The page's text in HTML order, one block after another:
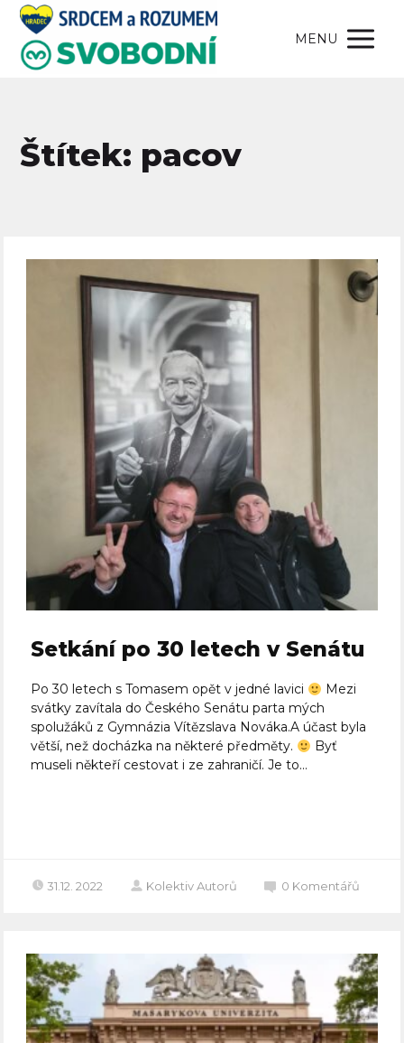
MENU
Štítek: pacov
Setkání po 30 letech v Senátu
Po 30 letech s Tomasem opět v jedné lavici
Mezi
svátky zavítala do Českého Senátu parta mých
spolužáků z Gymnázia Vítězslava Nováka.A účast byla
větší, než docházka na některé předměty.
Byť
museli někteří cestovat i ze zahraničí. Je to...
31.12. 2022 Kolektiv Autorů 0 Komentářů